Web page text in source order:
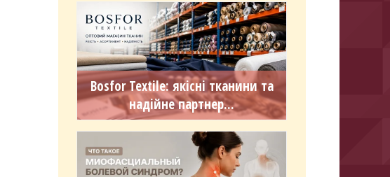
Bosfor Textile: якісні тканини та
надійне партнер...